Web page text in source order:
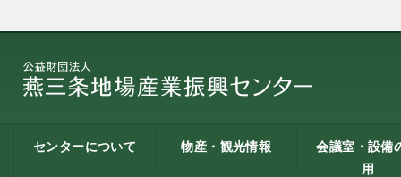
センターについて 物産・観光情報
会議室・設備
用